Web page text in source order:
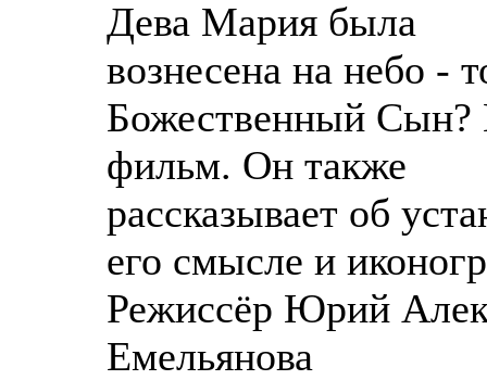
Дева Мария была
вознесена на небо -
Божественный Сын?
фильм. Он также
рассказывает об
его смысле и
Режиссёр Юрий
Емельянова